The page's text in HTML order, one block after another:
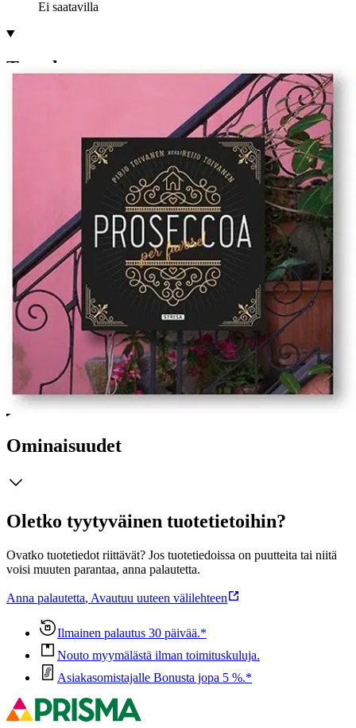
Ei saatavilla
Tuotekuvaus
Italian Stresaan kymmenisen vuotta sitten muuttanut
suomalaispariskunta on päässyt vähin erin lähemmäs
paikkakuntalaisen elämää. Turismi on Stresan dynamo. Talvella on
hiljaista, sataa ja tuulee. Silloin osa paikkakuntalaisista pakenee
lomalle lämpimään. Pääsiäisenä kaikki pyörähtää taas käyntiin, kun
puut ja pensaat puhkeavat kukkaan. Reijo Toivanen on ottanut
vuosien varrella kuvia ja Pirjo Toivanen on merkinnyt muistiin
tapahtumia, joista välittyy ihmettely, ilo, rakkaus ja hyväksyntä.
Ulkomaalaisen on mahdoton ymmärtää kaikkea, vaikka moni asia
vaikuttaa tutulta. Stresa on innostanut kirjailijoita, runoilijoita ja
muita paikkakunnalle osuneita vuosisatoja. Suomalaisiakin, sillä
Olavi Virta levytti ylistyslaulun Maggiore-järvestä vuonna 1953.
Hemingway kuvasi kirjassaan Jäähyväiset aseille pakoa
soutuveneellä ensimmäisestä maailmansodasta, Borromeo-hotellin
rannasta Sveitsin puolelle. ”Haluamme tämän kirjan sivuilla jakaa
elämyksiämme. Meille asuminen ulkomailla on seikkailu, joka alkaa
joka aamu.”
Näytä lisää tuotekuvausta
Ominaisuudet
Oletko tyytyväinen tuotetietoihin?
Ovatko tuotetiedot riittävät? Jos tuotetiedoissa on puutteita tai niitä
voisi muuten parantaa, anna palautetta.
Anna palautetta, Avautuu uuteen välilehteen
Ilmainen palautus 30 päivää.*
Nouto myymälästä ilman toimituskuluja.
Asiakasomistajalle Bonusta jopa 5 %.*